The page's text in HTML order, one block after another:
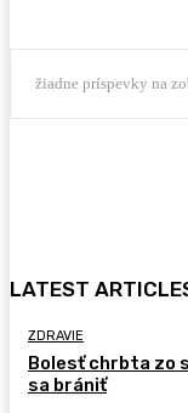
žiadne príspevky na
LATEST
ZDRAVIE
Bolesť chrbta zo
sa brániť